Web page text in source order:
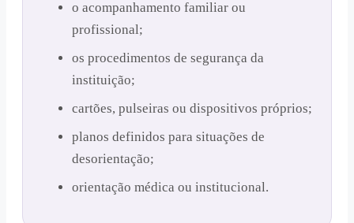
o acompanhamento familiar ou
profissional;
os procedimentos de segurança da
instituição;
cartões, pulseiras ou dispositivos próprios;
planos definidos para situações de
desorientação;
orientação médica ou institucional.